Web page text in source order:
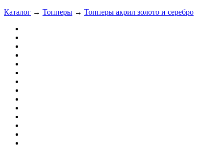
Каталог → Топперы → Топперы акрил золото и серебро